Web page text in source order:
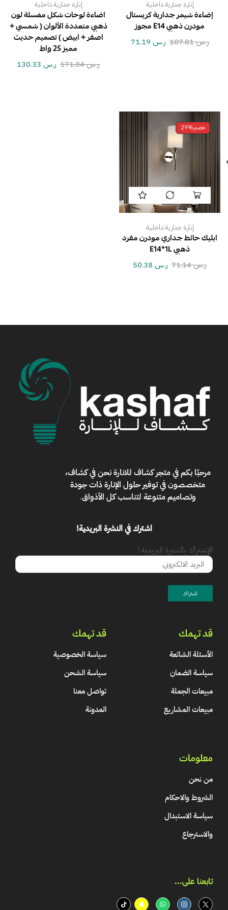
إنارة جدارية داخلية
إضاءة شيمر جدارية كريستال
مودرن ذهبي E14 مجوز
ر.س107.81 ر.س
إنارة جدارية داخلية
اضاءة لوحات شكل مغسلة لون
ذهبي متعددة الألوان ( شمسي +
اصفر + ابيض ) تصميم حديث
مميز 25 واط
ر.س171.04 ر.س
خصم29%
إنارة جدارية داخلية
ابليك حائط جداري مودرن مفرد
ذهبي E14*1L
ر.س71.14 ر.س
مرحبًا بكم فيمتجر كشاف للانارةنحن في كشاف،
متخصصون في توفير حلول الإنارة ذات جودة
وتصاميم متنوعة لتناسب كل الأذواق.
اشترك في النشرة البريدية!
الإشتراك بالنشرة البريدية.!
قد تهمك
الأسئلة الشائعة
سياسة الضمان
مبيعات الجملة
مبيعات المشاريع
قد تهمك
سياسة الخصوصية
سياسة الشحن
تواصل معنا
المدونة
معلومات
من نحن
الشروط والاحكام
سياسة الاستبدال
والاسترجاع
تابعنا على...​